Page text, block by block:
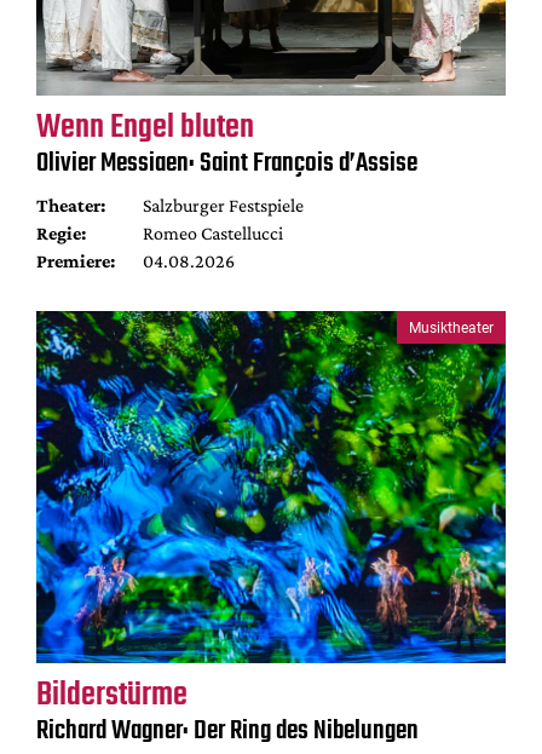
Wenn Engel bluten
Olivier Messiaen: Saint François d’Assise
Theater:
Salzburger Festspiele
Regie:
Romeo Castellucci
Premiere:
04.08.2026
Musiktheater
Bilderstürme
Richard Wagner: Der Ring des Nibelungen